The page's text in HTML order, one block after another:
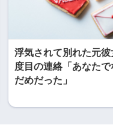
浮気されて別れた元彼
度目の連絡「あなた
だめだった」